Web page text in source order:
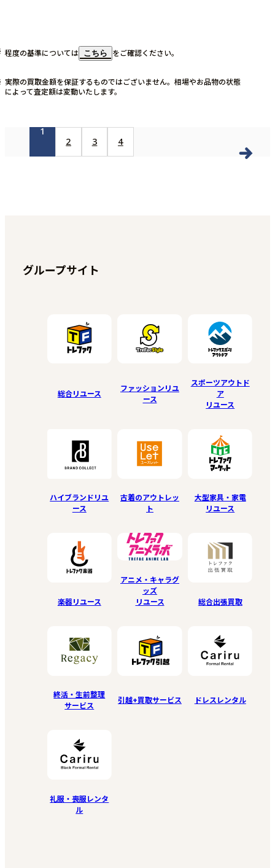
程度の基準については こちら をご確認ください。
実際の買取金額を保証するものではございません。相場やお品物の状態
によって査定額は変動いたします。
1
2
3 4
グループサイト
総合リユース
ファッションリユ
ース
スポーツアウトド
ア
リユース
ハイブランドリユ
ース
古着のアウトレッ
ト
大型家具・家電
リユース
楽器リユース
アニメ・キャラグ
ッズ
リユース
総合出張買取
終活・生前整理
サービス
引越+買取サービス ドレスレンタル
礼服・喪服レンタ
ル